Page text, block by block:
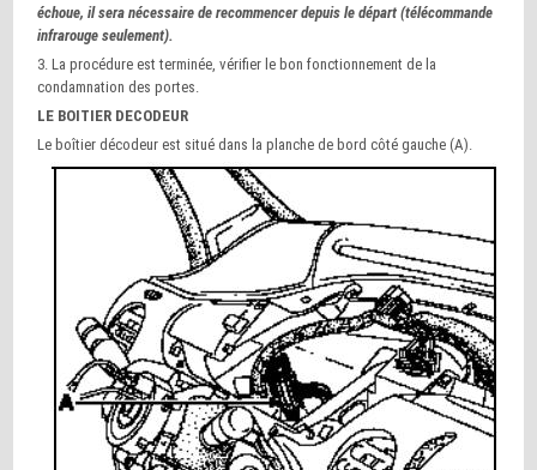
échoue, il sera nécessaire de recommencer depuis le départ (télécommande
infrarouge seulement).
3. La procédure est terminée, vérifier le bon fonctionnement de la
condamnation des portes.
LE BOITIER DECODEUR
Le boîtier décodeur est situé dans la planche de bord côté gauche (A).